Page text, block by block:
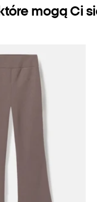
mogą Ci